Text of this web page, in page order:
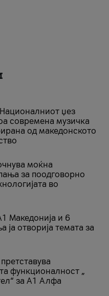
џез
современа музичка
од македонското
моќна
за поодговорно
во
Македонија и 6
ја отворија темата за
функционалност „
за А1 Алфа